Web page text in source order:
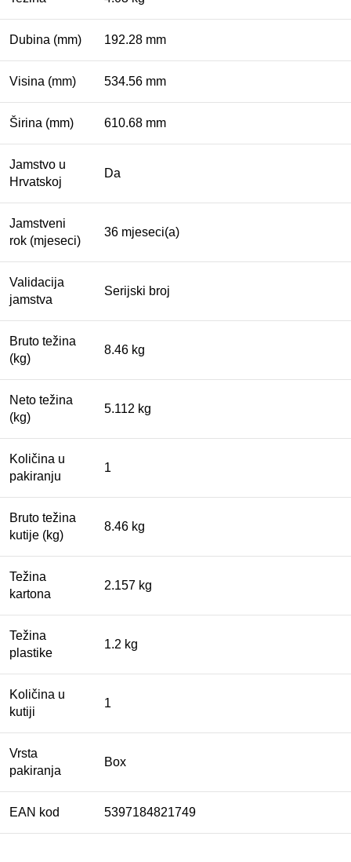
Dubina (mm) 192.28 mm
Visina (mm) 534.56 mm
Širina (mm) 610.68 mm
Jamstvo u
Hrvatskoj
Da
Jamstveni
rok (mjeseci)
36 mjeseci(a)
Validacija
jamstva
Serijski broj
Bruto težina
(kg)
8.46 kg
Neto težina
(kg)
5.112 kg
Količina u
pakiranju
1
Bruto težina
kutije (kg)
8.46 kg
Težina
kartona
2.157 kg
Težina
plastike
1.2 kg
Količina u
kutiji
1
Vrsta
pakiranja
Box
EAN kod 5397184821749